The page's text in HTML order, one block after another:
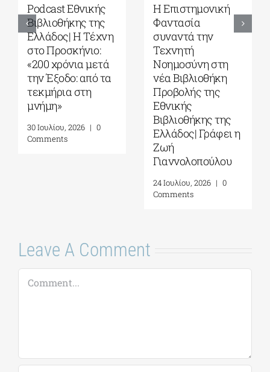
Podcast Εθνικής
Βιβλιοθήκης της
Ελλάδος| Η Tέχνη
στο Προσκήνιο:
«200 χρόνια μετά
την Έξοδο: από τα
τεκμήρια στη
μνήμη»
30 Ιουλίου, 2026 | 0
Comments
Η Επιστημονική
Φαντασία
συναντά την
Τεχνητή
Νοημοσύνη στη
νέα Βιβλιοθήκη
Προβολής της
Εθνικής
Βιβλιοθήκης της
Ελλάδος| Γράφει η
Ζωή
Γιαννολοπούλου
24 Ιουλίου, 2026 | 0
Comments
Leave A Comment
Comment